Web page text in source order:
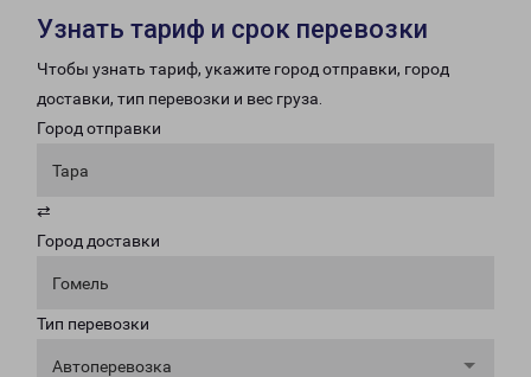
Узнать тариф и срок перевозки
Чтобы узнать тариф, укажите город отправки, город
доставки, тип перевозки и вес груза.
Город отправки
Тара
⇄
Город доставки
Гомель
Тип перевозки
Автоперевозка